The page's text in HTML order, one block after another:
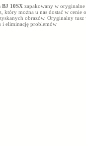
BJ 10SX zapakowany w
który można u nas dostać w cenie
obrazów. Oryginalny tusz
i eliminację problemów